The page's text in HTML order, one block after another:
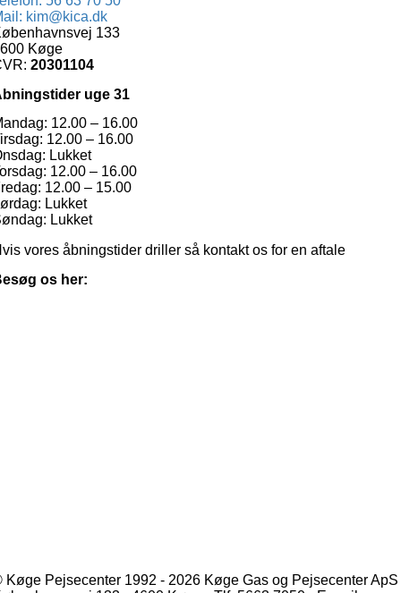
kim@kica.dk
133
Køge
20301104
uge 31
12.00 – 16.00
12.00 – 16.00
Lukket
12.00 – 16.00
12.00 – 15.00
Lukket
Lukket
vores åbningstider driller så kontakt os for en aftale
os her:
Køge Pejsecenter 1992 - 2026 Køge Gas og Pejsecenter ApS